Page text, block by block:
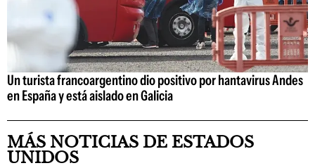
Un turista francoargentino dio positivo por hantavirus Andes
en España y está aislado en Galicia
MÁS NOTICIAS DE ESTADOS
UNIDOS